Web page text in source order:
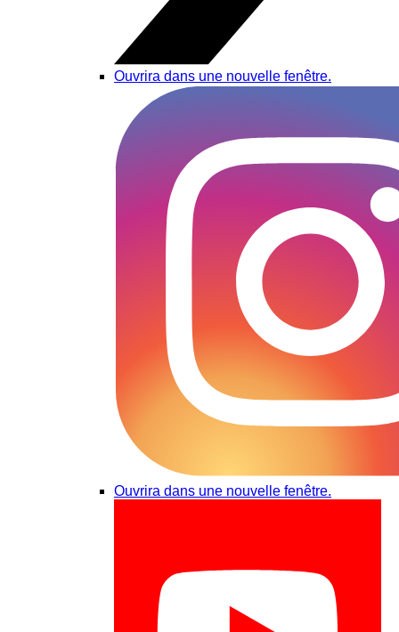
Ouvrira dans une nouvelle fenêtre.
Ouvrira dans une nouvelle fenêtre.